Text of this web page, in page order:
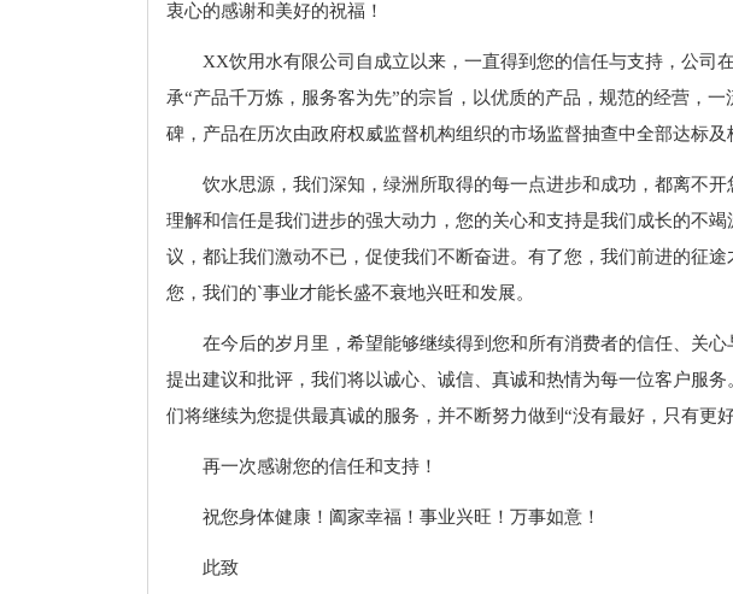
衷心的感谢和美好的祝福！
XX饮用水有限公司自成立以来，一直得到您的信任与支持，公司
承“产品千万炼，服务客为先”的宗旨，以优质的产品，规范的经营，
碑，产品在历次由政府权威监督机构组织的市场监督抽查中全部达标及
饮水思源，我们深知，绿洲所取得的每一点进步和成功，都离不
理解和信任是我们进步的强大动力，您的关心和支持是我们成长的不
议，都让我们激动不已，促使我们不断奋进。有了您，我们前进的征
您，我们的`事业才能长盛不衰地兴旺和发展。
在今后的岁月里，希望能够继续得到您和所有消费者的信任、关
提出建议和批评，我们将以诚心、诚信、真诚和热情为每一位客户服
们将继续为您提供最真诚的服务，并不断努力做到“没有最好，只有更好
再一次感谢您的信任和支持！
祝您身体健康！阖家幸福！事业兴旺！万事如意！
此致